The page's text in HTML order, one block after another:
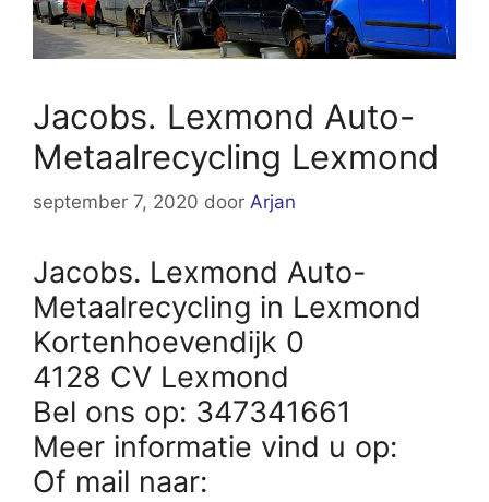
Jacobs. Lexmond Auto-
Metaalrecycling Lexmond
september 7, 2020 door Arjan
Jacobs. Lexmond Auto-
Metaalrecycling in Lexmond
Kortenhoevendijk 0
4128 CV Lexmond
Bel ons op: 347341661
Meer informatie vind u op:
Of mail naar: